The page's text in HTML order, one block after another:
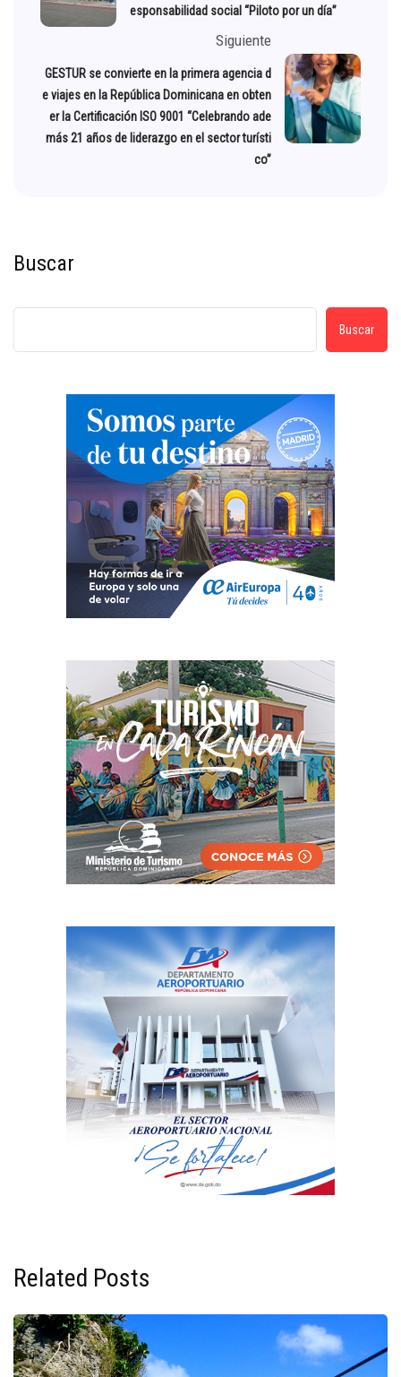
esponsabilidad social “Piloto por un día”
Siguiente
GESTUR se convierte en la primera agencia d
e viajes en la República Dominicana en obten
er la Certificación ISO 9001 “Celebrando ade
más 21 años de liderazgo en el sector turísti
co”
Buscar
Buscar
Related Posts